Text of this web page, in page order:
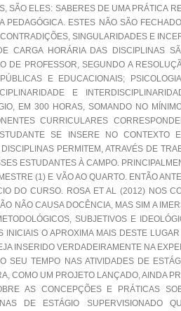
SÃO ELES: SABERES DE UMA PRÁTICA
PEDAGÓGICA. ESTES NÃO SÃO
SINGULARIDADES E
CARGA HORÁRIA DAS DISCIPLINAS
DE PROFESSOR, SEGUNDO A
E EDUCACIONAIS;
E
EM 300 HORAS, SOMANDO NO
CURRICULARES
SE INSERE NO CONTEXTO
PERMITEM, ATRAVÉS DE
ESTUDANTES À CAMPO.
(1) E VÃO AO QUARTO. ENTÃO
DO CURSO. ROSA ET AL (2012) NOS
NÃO CAUSA DOCÊNCIA, MAS SIM A
SUBJETIVOS E
O APROXIMA MAIS DESTE
INSERIDO VERDADEIRAMENTE NA
SEU TEMPO NAS ATIVIDADES DE
COMO UM PROJETO LANÇADO, AINDA
AS CONCEPÇÕES E PRÁTICAS
DE ESTÁGIO SUPERVISIONADO